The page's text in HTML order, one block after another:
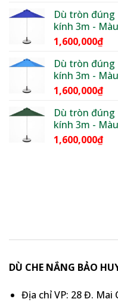
5 sao
Dù tròn
kính 3m -
1,600,000₫
Dù tròn
kính 3m -
1,600,000₫
Dù tròn
kính 3m -
1,600,000₫
DÙ CHE NẮNG BẢO
Địa chỉ VP: 28 Đ. Mai